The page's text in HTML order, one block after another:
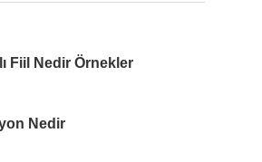
Fiil Nedir Örnekler
Nedir